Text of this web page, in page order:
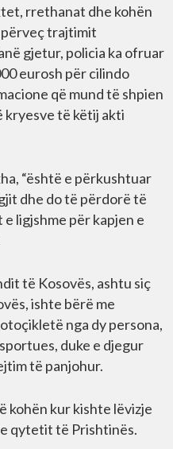
rrethanat dhe kohën
përveç trajtimit
gjetur, policia ka ofruar
eurosh për cilindo
që mund të shpien
kryesve të këtij akti
“është e përkushtuar
dhe do të përdorë të
ligjshme për kapjen e
të Kosovës, ashtu siç
ishte bërë me
nga dy persona,
duke e djegur
të panjohur.
kohën kur kishte lëvizje
qytetit të Prishtinës.